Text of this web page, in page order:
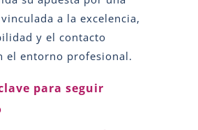
a la excelencia,
y el contacto
el entorno profesional.
para seguir